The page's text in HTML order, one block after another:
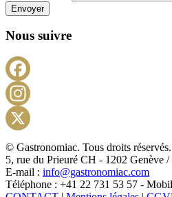
Envoyer
Nous suivre
X
© Gastronomiac. Tous droits réservés.
5, rue du Prieuré CH - 1202 Genève /
E-mail : info@gastronomiac.com
Téléphone : +41 22 731 53 57 -